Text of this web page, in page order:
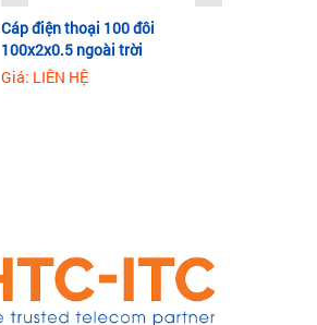
Cáp điện thoại 100 đôi
100x2x0.5 ngoài trời
Giá: LIÊN HỆ